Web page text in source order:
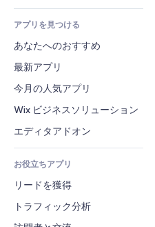
リスティング広告
メール
コンバージョン
会計
クーポン・特典
倉庫管理ソリューション
ドロップシッピング
食品・飲料
不動産
ブッキング
ポッドキャスト
写真
動画
PDF
ファイル共有
ニュース
プライバシー・セキュリティ
時計
ページテンプレート
画像効果
ボタン・メニュー
バナー・バッジ
電卓
検索
天気
チャート・テーブル
フォーム
ブログ
投票
チャット
コメント
電話
コミュニティィ
レビュー・お客さまの声
CRM
アプリを見つける
あなたへのおすすめ
最新アプリ
今月の人気アプリ
Wix ビジネスソリューション
エディタアドオン
お役立ちアプリ
リードを獲得
トラフィック分析